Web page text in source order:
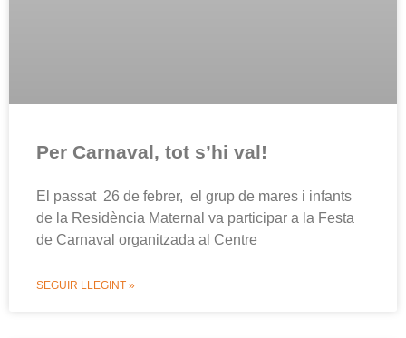
Per Carnaval, tot s’hi val!
El passat 26 de febrer, el grup de mares i infants
de la Residència Maternal va participar a la Festa
de Carnaval organitzada al Centre
SEGUIR LLEGINT »